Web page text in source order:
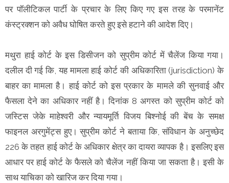
पर पॉलीटिकल पार्टी के प्रचार के लिए किए गए इस तरह के परमानेंट
कंस्ट्रक्शन को अवैध घोषित करते हुए इसे हटाने की आदेश दिए।
मथुरा हाई कोर्ट के इस डिसीजन को सुप्रीम कोर्ट में चैलेंज किया गया।
दलील दी गई कि, यह मामला हाई कोर्ट की अधिकारिता (jurisdiction) के
बाहर का मामला है। हाई कोर्ट को इस प्रकार के मामले की सुनवाई और
फैसला देने का अधिकार नहीं है। दिनांक 8 अगस्त को सुप्रीम कोर्ट को
जस्टिस जेके माहेश्वरी और न्यायमूर्ति विजय बिश्नोई की बेंच के समक्ष
फाइनल अरगुमेंट्स हुए। सुप्रीम कोर्ट ने बताया कि, संविधान के अनुच्छेद
226 के तहत हाई कोर्ट के अधिकार क्षेत्र का दायरा व्यापक है। इसलिए इस
आधार पर हाई कोर्ट के फैसले को चैलेंज नहीं किया जा सकता है। इसी के
साथ याचिका को खारिज कर दिया गया।